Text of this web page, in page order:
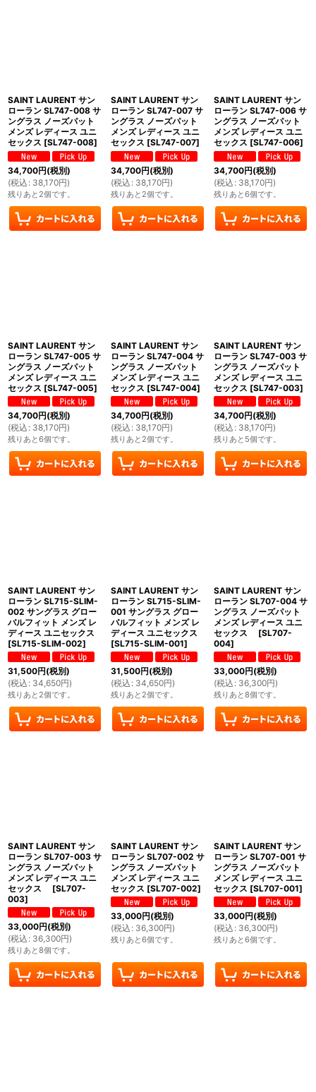
SAINT LAURENT サン
ローラン SL747-008 サ
ングラス ノーズパット
メンズ レディース ユニ
セックス [SL747-008]
34,700円(税別)
(税込 : 38,170円)
残りあと2個です。
SAINT LAURENT サン
ローラン SL747-007 サ
ングラス ノーズパット
メンズ レディース ユニ
セックス [SL747-007]
34,700円(税別)
(税込 : 38,170円)
残りあと2個です。
SAINT LAURENT サン
ローラン SL747-006 サ
ングラス ノーズパット
メンズ レディース ユニ
セックス [SL747-006]
34,700円(税別)
(税込 : 38,170円)
残りあと6個です。
SAINT LAURENT サン
ローラン SL747-005 サ
ングラス ノーズパット
メンズ レディース ユニ
セックス [SL747-005]
34,700円(税別)
(税込 : 38,170円)
残りあと6個です。
SAINT LAURENT サン
ローラン SL747-004 サ
ングラス ノーズパット
メンズ レディース ユニ
セックス [SL747-004]
34,700円(税別)
(税込 : 38,170円)
残りあと2個です。
SAINT LAURENT サン
ローラン SL747-003 サ
ングラス ノーズパット
メンズ レディース ユニ
セックス [SL747-003]
34,700円(税別)
(税込 : 38,170円)
残りあと5個です。
SAINT LAURENT サン
ローラン SL715-SLIM-
002 サングラス グロー
バルフィット メンズ レ
ディース ユニセックス
[SL715-SLIM-002]
31,500円(税別)
(税込 : 34,650円)
残りあと2個です。
SAINT LAURENT サン
ローラン SL715-SLIM-
001 サングラス グロー
バルフィット メンズ レ
ディース ユニセックス
[SL715-SLIM-001]
31,500円(税別)
(税込 : 34,650円)
残りあと2個です。
SAINT LAURENT サン
ローラン SL707-004 サ
ングラス ノーズパット
メンズ レディース ユニ
セックス
[SL707-
004]
33,000円(税別)
(税込 : 36,300円)
残りあと8個です。
SAINT LAURENT サン
ローラン SL707-003 サ
ングラス ノーズパット
メンズ レディース ユニ
セックス
[SL707-
003]
33,000円(税別)
(税込 : 36,300円)
残りあと8個です。
SAINT LAURENT サン
ローラン SL707-002 サ
ングラス ノーズパット
メンズ レディース ユニ
セックス [SL707-002]
33,000円(税別)
(税込 : 36,300円)
残りあと6個です。
SAINT LAURENT サン
ローラン SL707-001 サ
ングラス ノーズパット
メンズ レディース ユニ
セックス [SL707-001]
33,000円(税別)
(税込 : 36,300円)
残りあと6個です。